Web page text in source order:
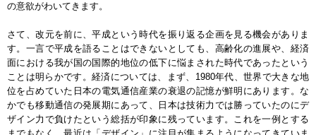
の意欲がわいてきます。
さて、改元を前に、平成という時代を振り返る企画を見る機会がありま
す。一言で平成を語ることはできないとしても、高齢化の進展や、経済
面における我が国の国際的地位の低下に悩まされた時代であったという
ことは明らかです。経済については、まず、1980年代、世界で大きな地
位を占めていた日本の電気通信産業の衰退の記憶が鮮明にあります。な
かでも移動通信の発展期にあって、日本は技術力では勝っていたのにデ
ザイン力で負けたという総括が印象に残っています。これを一例とする